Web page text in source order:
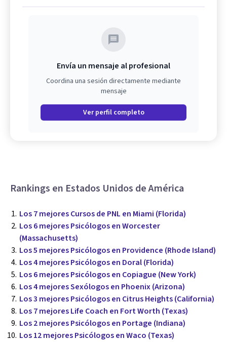
Envía un mensaje al profesional
Coordina una sesión directamente mediante
mensaje
Ver perfil completo
Rankings en Estados Unidos de América
Los 7 mejores Cursos de PNL en Miami (Florida)
Los 6 mejores Psicólogos en Worcester
(Massachusetts)
Los 5 mejores Psicólogos en Providence (Rhode Island)
Los 4 mejores Psicólogos en Doral (Florida)
Los 6 mejores Psicólogos en Copiague (New York)
Los 4 mejores Sexólogos en Phoenix (Arizona)
Los 3 mejores Psicólogos en Citrus Heights (California)
Los 7 mejores Life Coach en Fort Worth (Texas)
Los 2 mejores Psicólogos en Portage (Indiana)
Los 12 mejores Psicólogos en Waco (Texas)